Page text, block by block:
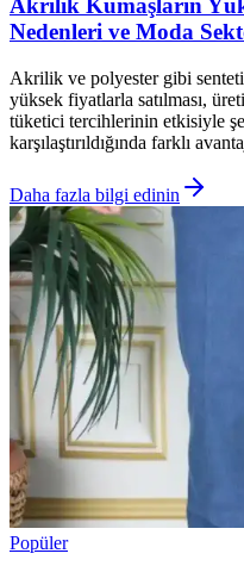
Akrilik Kumaşların
Nedenleri ve Moda
Akrilik ve polyester gibi
yüksek fiyatlarla satılması,
tüketici tercihlerinin etkisiyle
karşılaştırıldığında farklı
Daha fazla bilgi edinin
Popüler